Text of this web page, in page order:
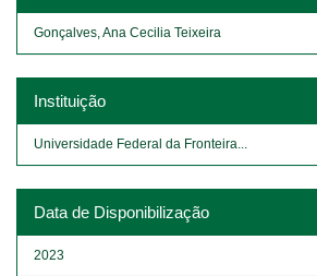
Gonçalves, Ana Cecilia Teixeira
Instituição
Universidade Federal da Fronteira...
Data de Disponibilização
2023